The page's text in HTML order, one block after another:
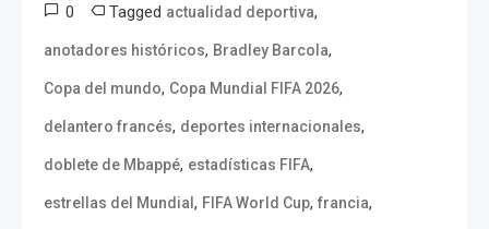
0 Tagged actualidad deportiva,
anotadores históricos, Bradley Barcola,
Copa del mundo, Copa Mundial FIFA 2026,
delantero francés, deportes internacionales,
doblete de Mbappé, estadísticas FIFA,
estrellas del Mundial , FIFA World Cup, francia,